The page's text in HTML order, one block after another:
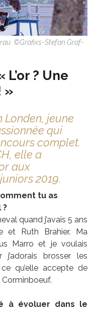
©Grafixs-Stefan Graf-
? Une
»
Londen, jeune
qui
complet.
elle a
aux
2019.
tu as
?
quand j’avais 5 ans
et Ruth Brahier. Ma
Marro et je voulais
j’adorais brosser les
ce qu’elle accepte de
Corminboeuf.
à évoluer dans le